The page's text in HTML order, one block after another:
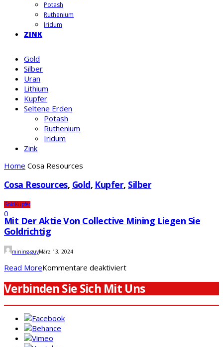
Potash
Ruthenium
Iridum
ZINK
Gold
Silber
Uran
Lithium
Kupfer
Seltene Erden
Potash
Ruthenium
Iridum
Zink
Home Cosa Resources
Cosa Resources, Gold, Kupfer, Silber
GoldKupfer
0
Mit Der Aktie Von Collective Mining Liegen Sie
Goldrichtig
mining-guyMärz 13, 2024
Read MoreKommentare deaktiviertfür
der
Aktie
von
Verbinden Sie Sich Mit Uns